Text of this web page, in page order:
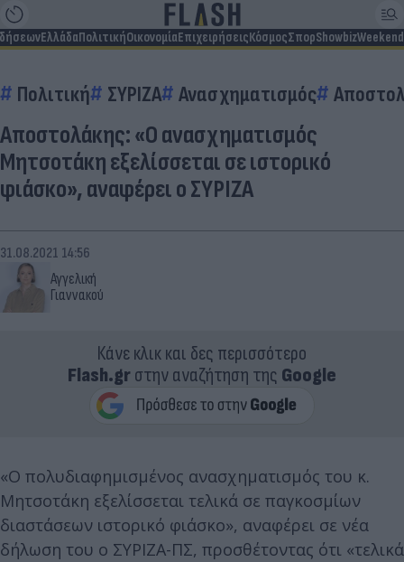
ΕλλάδαΠολιτικήΟικονομίαΕπιχειρήσειςΚόσμοςΣπορShowbizWeekend
Πολιτική ΣΥΡΙΖΑ Ανασχηματισμός
Αποστολάκης: «Ο ανασχηματισμός
Μητσοτάκη εξελίσσεται σε ιστορικό
φιάσκο», αναφέρει ο ΣΥΡΙΖΑ
Αγγελική
Γιαννακού
31.08.2021 14:56
Κάνε κλικ και δες περισσότερο
Flash.grστην αναζήτηση της Google
«Ο πολυδιαφημισμένος ανασχηματισμός του κ.
Μητσοτάκη εξελίσσεται τελικά σε παγκοσμίων
διαστάσεων ιστορικό φιάσκο», αναφέρει σε νέα
δήλωση του ο ΣΥΡΙΖΑ-ΠΣ, προσθέτοντας ότι «τελικά